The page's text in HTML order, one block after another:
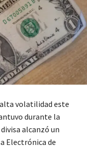
volatilidad este
durante la
alcanzó un
Electrónica de